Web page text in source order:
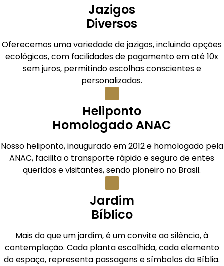
Jazigos
Diversos
Oferecemos uma variedade de jazigos, incluindo opções
ecológicas, com facilidades de pagamento em até 10x
sem juros, permitindo escolhas conscientes e
personalizadas.
Heliponto
Homologado ANAC
Nosso heliponto, inaugurado em 2012 e homologado pela
ANAC, facilita o transporte rápido e seguro de entes
queridos e visitantes, sendo pioneiro no Brasil.
Jardim
Bíblico
Mais do que um jardim, é um convite ao silêncio, à
contemplação. Cada planta escolhida, cada elemento
do espaço, representa passagens e símbolos da Bíblia.